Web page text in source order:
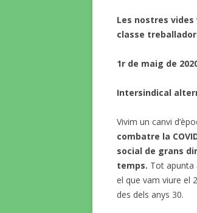
Les nostres
classe
1r de maig de
Intersindical
Vivim un canvi
combatre la
social de grans
temps. Tot apunta
el que vam viure el
des dels anys 30.